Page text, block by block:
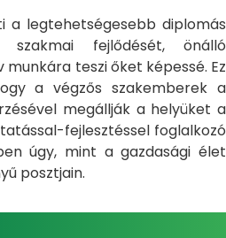
a legtehetségesebb diplomás
szakmai fejlődését, önálló
teszi őket képessé. Ez
a végzős szakemberek a
megállják a helyüket a
fejlesztéssel foglalkozó
úgy, mint a gazdasági élet
posztjain.